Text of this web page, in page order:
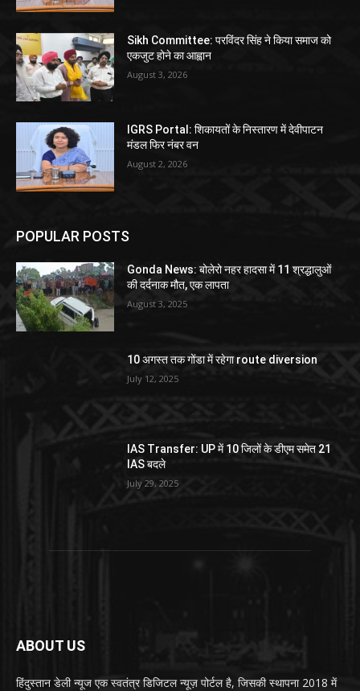
Sikh Committee: परविंदर सिंह ने किया समाज को
एकजुट होने का आह्वान
August 3, 2026
IGRS Portal: शिकायतों के निस्तारण में देवीपाटन
मंडल फिर नंबर वन
August 2, 2026
POPULAR POSTS
Gonda News: बोलेरो नहर हादसा में 11 श्रद्धालुओं
की दर्दनाक मौत, एक लापता
August 3, 2025
10 अगस्त तक गोंडा में रहेगा route diversion
July 12, 2025
IAS Transfer: UP में 10 जिलों के डीएम समेत 21
IAS बदले
July 29, 2025
ABOUT US
हिंदुस्तान डेली न्यूज एक स्वतंत्र डिजिटल न्यूज़ पोर्टल है, जिसकी स्थापना 2018 में